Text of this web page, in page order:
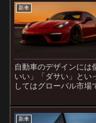
新車
自動車のデザインには
いい」「ダサい」とい
してはグローバル市場
新車